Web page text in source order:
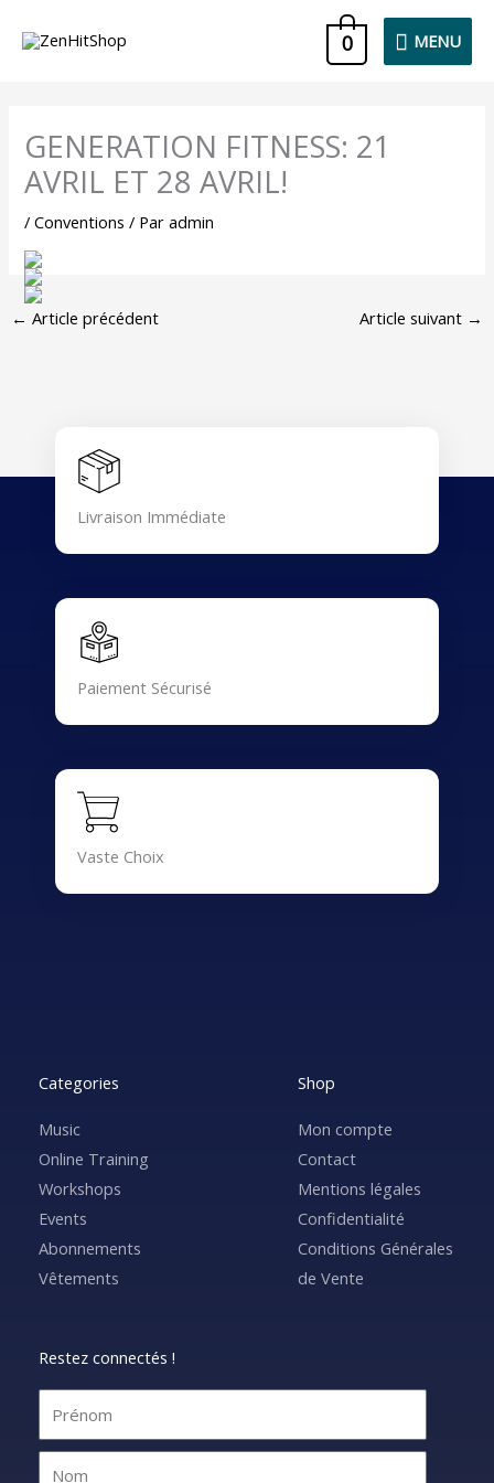
MENU
MENU
0
GENERATION FITNESS: 21
AVRIL ET 28 AVRIL!
/Conventions / Paradmin
← Article précédent Article suivant →
Livraison Immédiate
Paiement Sécurisé
Vaste Choix
Categories
Music
Online Training
Workshops
Events
Abonnements
Vêtements
Shop
Mon compte
Contact
Mentions légales
Confidentialité
Conditions Générales
de Vente
Restez connectés !